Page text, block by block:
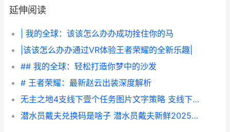
延伸阅读
| 我的全球：该该怎么办办成功拴住你的马
|该该怎么办办通过VR体验王者荣耀的全新乐趣|
## 我的全球：轻松打造你梦中的沙发
# 王者荣耀：最新赵云出装深度解析
无主之地4支线下壹个任务图片文字策略 支线下壹个任务如何做 无主之地4支线任务
潜水员戴夫兑换码是啥子 潜水员戴夫新鲜2025兑换码同享 潜水员戴夫兑换吗